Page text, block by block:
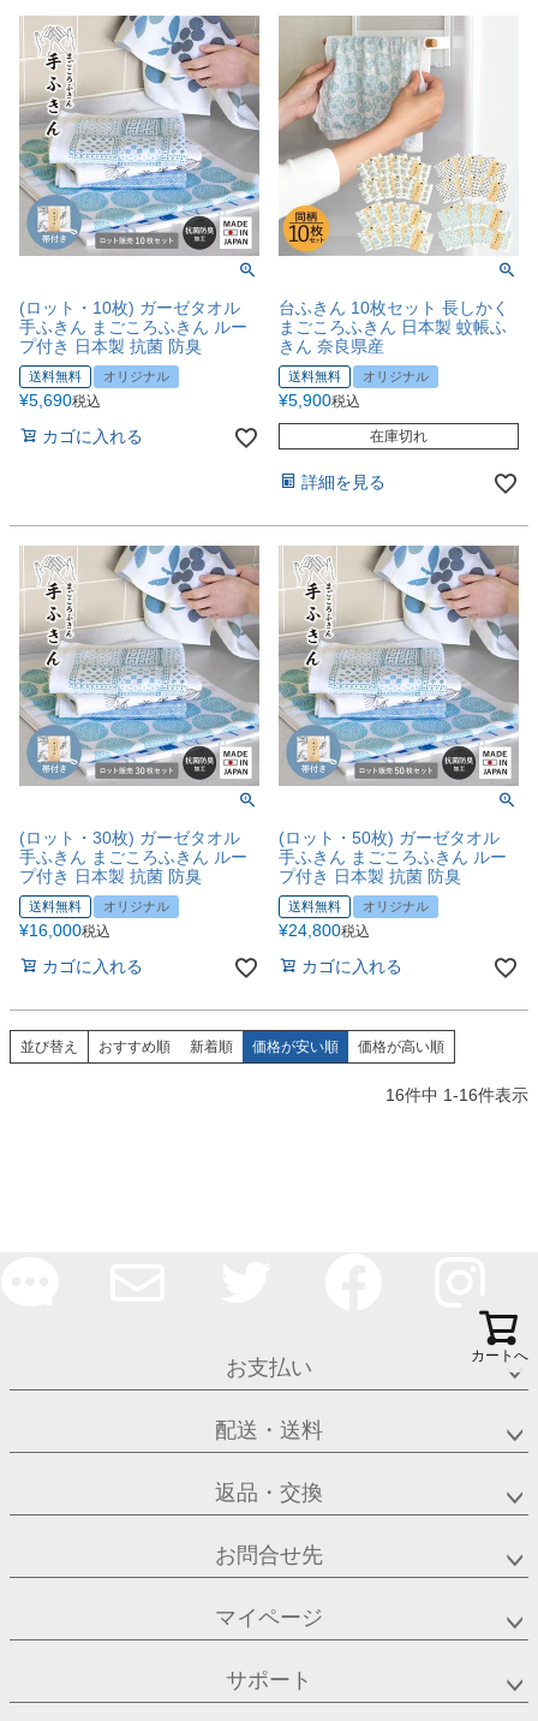
(ロット・10枚) ガーゼタオル
手ふきん まごころふきん ルー
プ付き 日本製 抗菌 防臭
送料無料 オリジナル
¥5,690税込
カゴに入れる
台ふきん 10枚セット 長しかく
まごころふきん 日本製 蚊帳ふ
きん 奈良県産
送料無料 オリジナル
¥5,900税込
在庫切れ
詳細を見る
(ロット・30枚) ガーゼタオル
手ふきん まごころふきん ルー
プ付き 日本製 抗菌 防臭
送料無料 オリジナル
¥16,000税込
カゴに入れる
(ロット・50枚) ガーゼタオル
手ふきん まごころふきん ルー
プ付き 日本製 抗菌 防臭
送料無料 オリジナル
¥24,800税込
カゴに入れる
並び替え おすすめ順 新着順 価格が安い順 価格が高い順
16件中 1-16件表示
お支払い
配送・送料
返品・交換
お問合せ先
マイページ
サポート
カートへ